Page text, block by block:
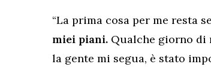
“La prima cosa per me resta
miei piani. Qualche giorno di
la gente mi segua, è stato